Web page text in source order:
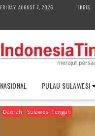
FRIDAY, AUGUST 7, 2026 EKBIS
NASIONAL PULAU SULAWESI
Daerah Sulawesi Tengah